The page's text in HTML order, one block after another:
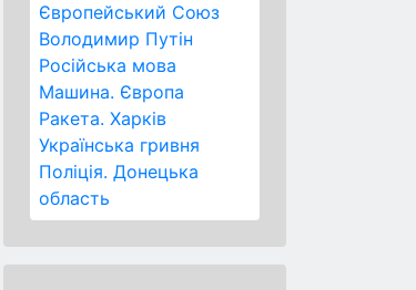
Європейський Союз
Володимир Путін
Російська мова
Машина. Європа
Ракета. Харків
Українська гривня
Поліція. Донецька
область